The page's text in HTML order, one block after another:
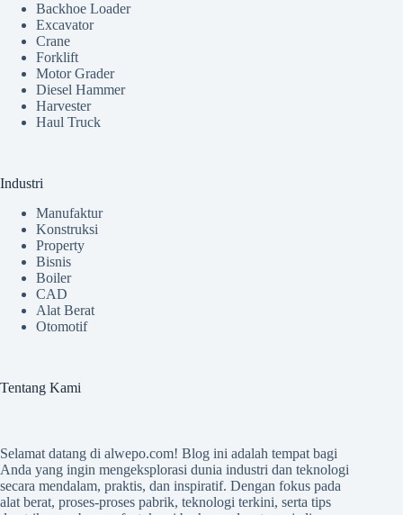
Backhoe Loader
Excavator
Crane
Forklift
Motor Grader
Diesel Hammer
Harvester
Haul Truck
Industri
Manufaktur
Konstruksi
Property
Bisnis
Boiler
CAD
Alat Berat
Otomotif
Tentang Kami
Selamat datang di alwepo.com! Blog ini adalah tempat bagi
Anda yang ingin mengeksplorasi dunia industri dan teknologi
secara mendalam, praktis, dan inspiratif. Dengan fokus pada
alat berat, proses-proses pabrik, teknologi terkini, serta tips